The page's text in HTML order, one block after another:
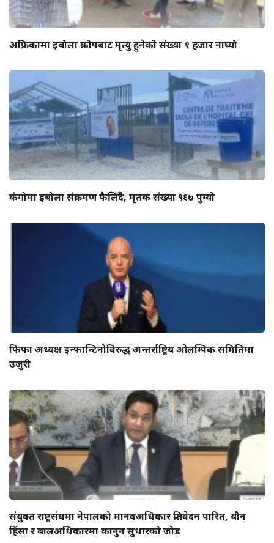
अफ्रिकामा इबोला प्रकोपबाट मृत्यु हुनेको संख्या १ हजार नाघ्यो
कंगोमा इबोला संक्रमण फैलिँदै, मृतक संख्या ९६७ पुग्यो
फिफा अध्यक्ष इन्फान्टिनोविरुद्ध अन्तर्राष्ट्रिय ओलम्पिक समितिमा
उजुरी
संयुक्त राष्ट्रसंघमा नेपालको मानवअधिकार प्रतिवेदन पारित, यौन
हिंसा र बालअधिकारमा कानुन सुधारको जोड